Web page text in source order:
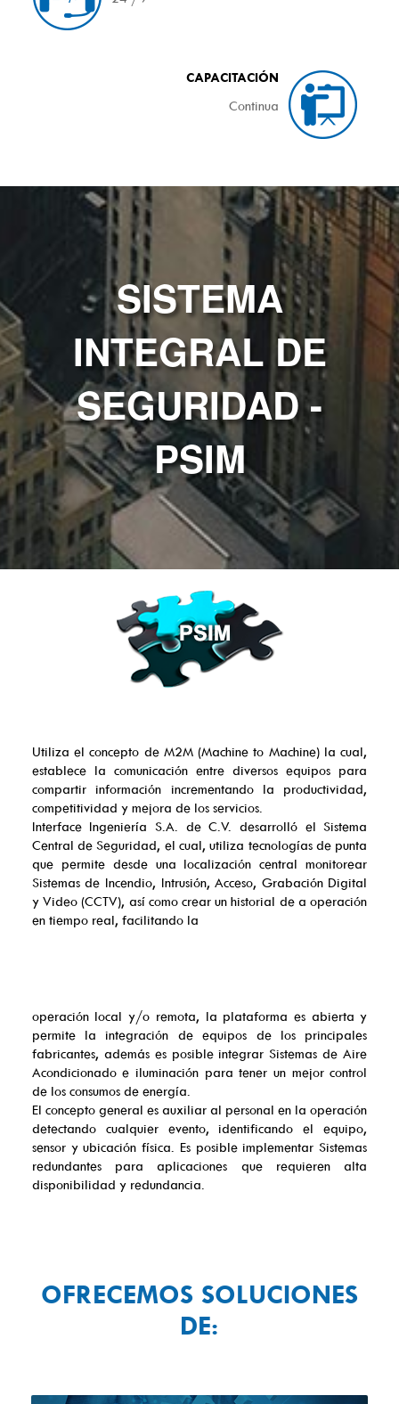
CAPACITACIÓN
Continua
SISTEMA
INTEGRAL DE
SEGURIDAD -
PSIM
Utiliza el concepto de M2M (Machine to Machine) la cual,
establece la comunicación entre diversos equipos para
compartir información incrementando la productividad,
competitividad y mejora de los servicios.
Interface Ingeniería S.A. de C.V. desarrolló el Sistema
Central de Seguridad, el cual, utiliza tecnologías de punta
que permite desde una localización central monitorear
Sistemas de Incendio, Intrusión, Acceso, Grabación Digital
y Video (CCTV), así como crear un historial de a operación
en tiempo real, facilitando la
operación local y/o remota, la plataforma es abierta y
permite la integración de equipos de los principales
fabricantes, además es posible integrar Sistemas de Aire
Acondicionado e iluminación para tener un mejor control
de los consumos de energía.
El concepto general es auxiliar al personal en la operación
detectando cualquier evento, identificando el equipo,
sensor y ubicación física. Es posible implementar Sistemas
redundantes para aplicaciones que requieren alta
disponibilidad y redundancia.
OFRECEMOS SOLUCIONES
DE: